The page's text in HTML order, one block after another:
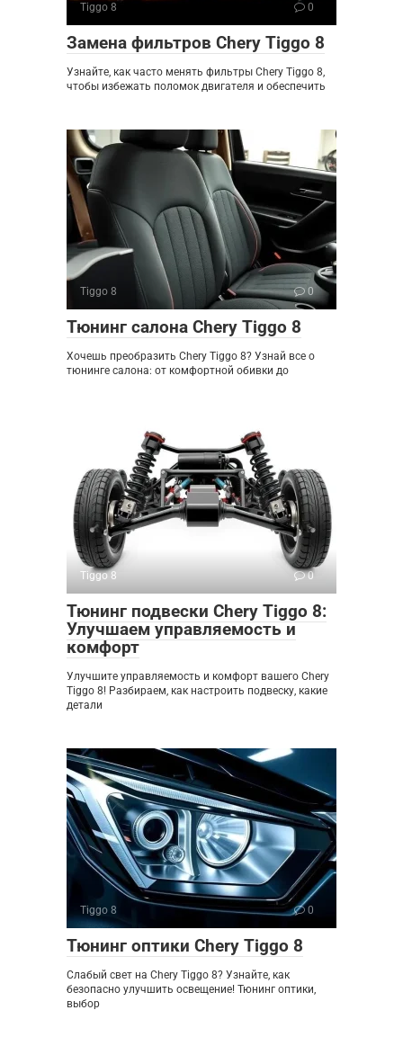
Tiggo 8 0
Замена фильтров Chery Tiggo 8
Узнайте, как часто менять фильтры Chery Tiggo 8,
чтобы избежать поломок двигателя и обеспечить
Tiggo 8 0
Тюнинг салона Chery Tiggo 8
Хочешь преобразить Chery Tiggo 8? Узнай все о
тюнинге салона: от комфортной обивки до
Tiggo 8 0
Тюнинг подвески Chery Tiggo 8:
Улучшаем управляемость и
комфорт
Улучшите управляемость и комфорт вашего Chery
Tiggo 8! Разбираем, как настроить подвеску, какие
детали
Tiggo 8 0
Тюнинг оптики Chery Tiggo 8
Слабый свет на Chery Tiggo 8? Узнайте, как
безопасно улучшить освещение! Тюнинг оптики,
выбор